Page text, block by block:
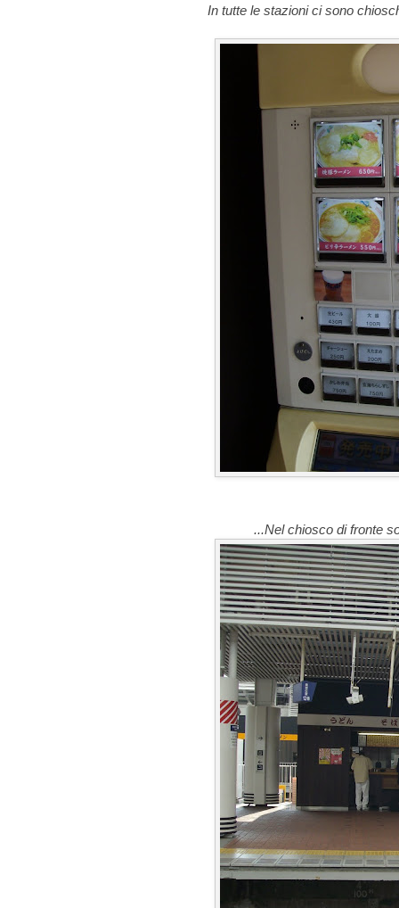
In tutte le stazioni ci sono
...Nel chiosco di fronte